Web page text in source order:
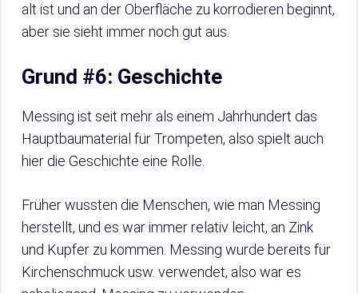
alt ist und an der Oberfläche zu korrodieren beginnt,
aber sie sieht immer noch gut aus.
Grund #6: Geschichte
Messing ist seit mehr als einem Jahrhundert das
Hauptbaumaterial für Trompeten, also spielt auch
hier die Geschichte eine Rolle.
Früher wussten die Menschen, wie man Messing
herstellt, und es war immer relativ leicht, an Zink
und Kupfer zu kommen. Messing wurde bereits für
Kirchenschmuck usw. verwendet, also war es